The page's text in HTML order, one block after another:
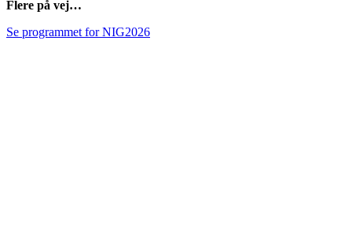
Flere på vej…
Se programmet for NIG2026